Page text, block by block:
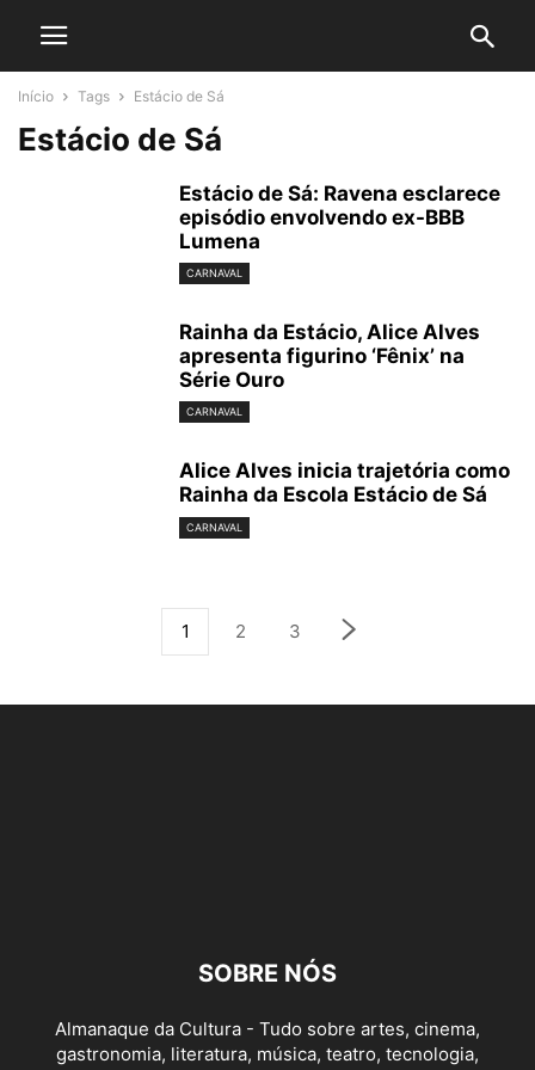
Início Tags Estácio de Sá
Estácio de Sá
Estácio de Sá: Ravena esclarece
episódio envolvendo ex-BBB
Lumena
CARNAVAL
Rainha da Estácio, Alice Alves
apresenta figurino ‘Fênix’ na
Série Ouro
CARNAVAL
Alice Alves inicia trajetória como
Rainha da Escola Estácio de Sá
CARNAVAL
1 2 3
SOBRE NÓS
Almanaque da Cultura - Tudo sobre artes, cinema,
gastronomia, literatura, música, teatro, tecnologia,